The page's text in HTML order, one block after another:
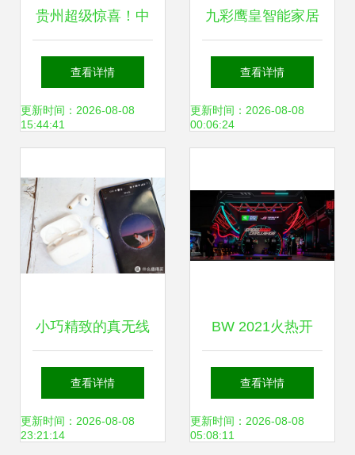
贵州超级惊喜！中
国天眼引热潮，探
秘宇宙专列纯玩4
查看详情
更新时间：2026-08-08
15:44:41
九彩鹰皇智能家居
加盟优势解析 科技
赋能，共赢未来
查看详情
更新时间：2026-08-08
00:06:24
小巧精致的真无线
耳机，音质很不错
瓷音未来Mars体验
查看详情
更新时间：2026-08-08
23:21:14
BW 2021火热开
启！华硕天选姬邀
你一起来玩儿 天玩
查看详情
更新时间：2026-08-08
05:08:11